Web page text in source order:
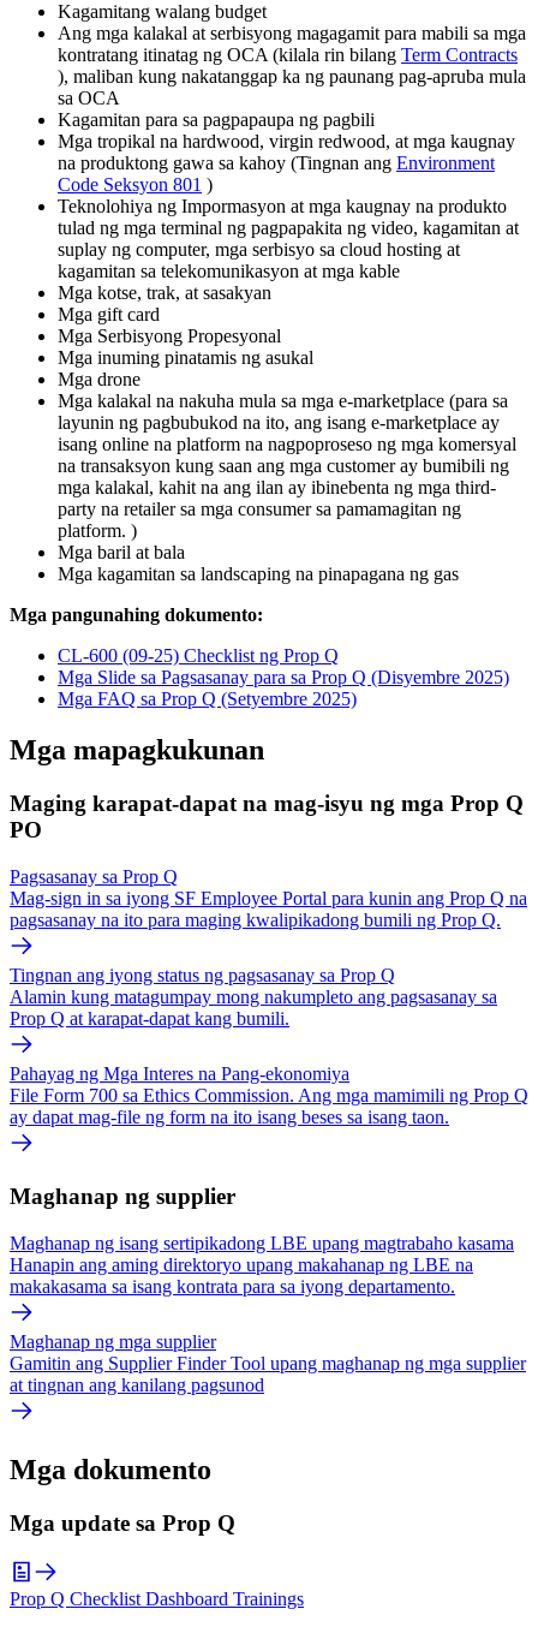
Kagamitang walang budget
Ang mga kalakal at serbisyong magagamit para mabili sa mga
kontratang itinatag ng OCA (kilala rin bilang Term Contracts
), maliban kung nakatanggap ka ng paunang pag-apruba mula
sa OCA
Kagamitan para sa pagpapaupa ng pagbili
Mga tropikal na hardwood, virgin redwood, at mga kaugnay
na produktong gawa sa kahoy (Tingnan ang Environment
Code Seksyon 801 )
Teknolohiya ng Impormasyon at mga kaugnay na produkto
tulad ng mga terminal ng pagpapakita ng video, kagamitan at
suplay ng computer, mga serbisyo sa cloud hosting at
kagamitan sa telekomunikasyon at mga kable
Mga kotse, trak, at sasakyan
Mga gift card
Mga Serbisyong Propesyonal
Mga inuming pinatamis ng asukal
Mga drone
Mga kalakal na nakuha mula sa mga e-marketplace (para sa
layunin ng pagbubukod na ito, ang isang e-marketplace ay
isang online na platform na nagpoproseso ng mga komersyal
na transaksyon kung saan ang mga customer ay bumibili ng
mga kalakal, kahit na ang ilan ay ibinebenta ng mga third-
party na retailer sa mga consumer sa pamamagitan ng
platform. )
Mga baril at bala
Mga kagamitan sa landscaping na pinapagana ng gas
Mga pangunahing dokumento:
CL-600 (09-25) Checklist ng Prop Q
Mga Slide sa Pagsasanay para sa Prop Q (Disyembre 2025)
Mga FAQ sa Prop Q (Setyembre 2025)
Mga mapagkukunan
Maging karapat-dapat na mag-isyu ng mga Prop Q
PO
Pagsasanay sa Prop Q
Mag-sign in sa iyong SF Employee Portal para kunin ang Prop Q na
pagsasanay na ito para maging kwalipikadong bumili ng Prop Q.
Tingnan ang iyong status ng pagsasanay sa Prop Q
Alamin kung matagumpay mong nakumpleto ang pagsasanay sa
Prop Q at karapat-dapat kang bumili.
Pahayag ng Mga Interes na Pang-ekonomiya
File Form 700 sa Ethics Commission. Ang mga mamimili ng Prop Q
ay dapat mag-file ng form na ito isang beses sa isang taon.
Maghanap ng supplier
Maghanap ng isang sertipikadong LBE upang magtrabaho kasama
Hanapin ang aming direktoryo upang makahanap ng LBE na
makakasama sa isang kontrata para sa iyong departamento.
Maghanap ng mga supplier
Gamitin ang Supplier Finder Tool upang maghanap ng mga supplier
at tingnan ang kanilang pagsunod
Mga dokumento
Mga update sa Prop Q
Prop Q Checklist Dashboard Trainings